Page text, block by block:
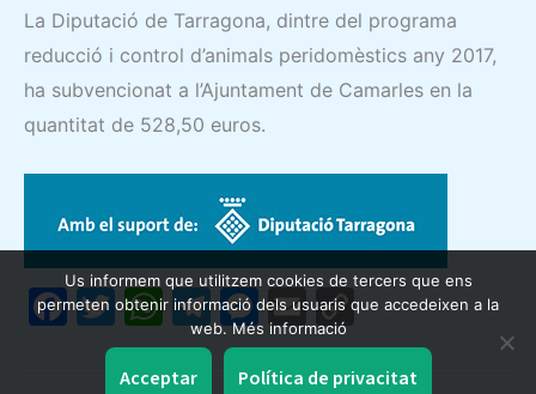
La Diputació de Tarragona, dintre del programa
reducció i control d’animals peridomèstics any 2017,
ha subvencionat a l’Ajuntament de Camarles en la
quantitat de 528,50 euros.
F T
w
itt
W
h
at
T
el
M
e
s
E
m
ai
C
o
p
Us informem que utilitzem cookies de tercers que ens
permeten obtenir informació dels usuaris que accedeixen a la
web. Més informació
Acceptar Política de privacitat